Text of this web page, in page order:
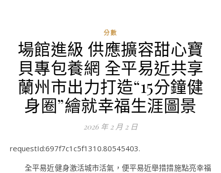
分數
場館進級 供應擴容甜心寶
貝專包養網 全平易近共享
蘭州市出力打造“15分鐘健
身圈”繪就幸福生涯圖景
2026 年 2 月 2 日
requestId:697f7c1c5f1310.80545403.
全平易近健身激活城市活氣，便平易近舉措措施點亮幸福